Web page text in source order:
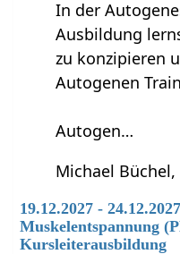
In der
Ausbildung
zu konzipieren
Autogenen
Autogen…
Michael
19.12.2027 -
Muskelentspannung
Kursleiterausbildung